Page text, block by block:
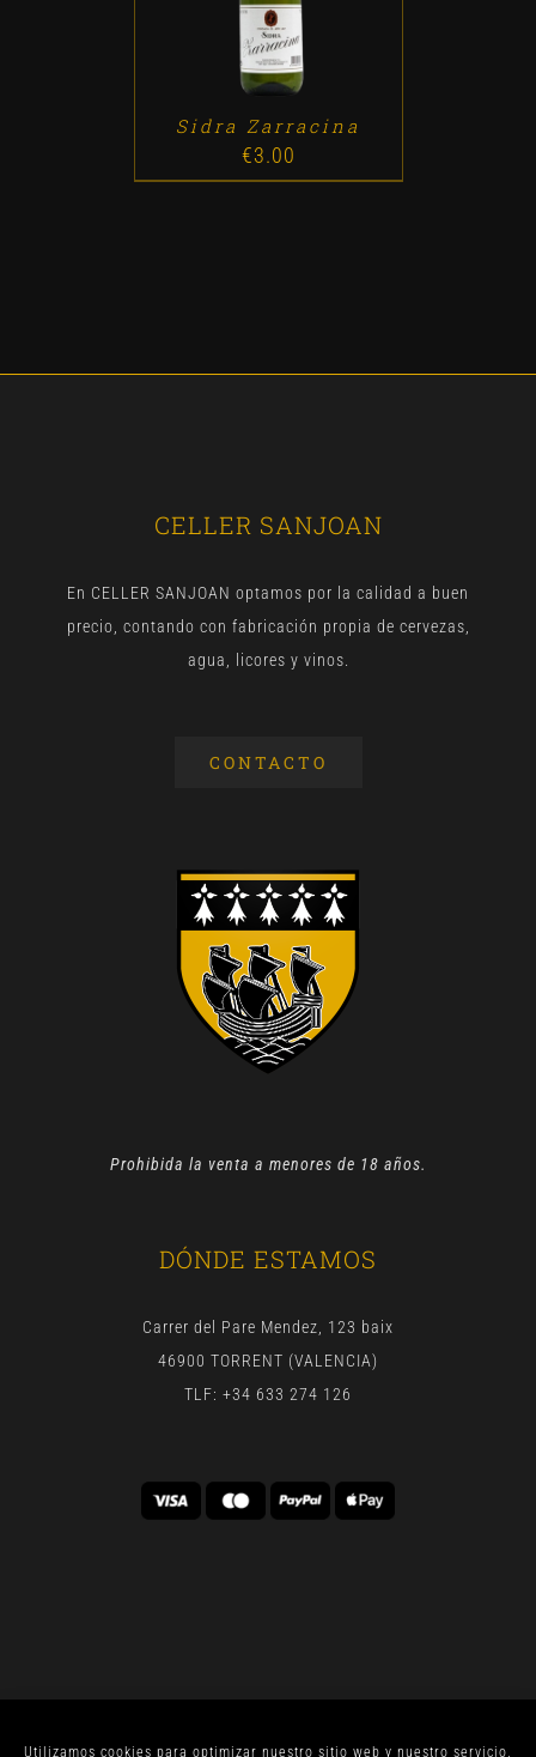
Utilizamos cookies para optimizar nuestro sitio web y nuestro servicio.
Sidra Zarracina
€3.00
CELLER SANJOAN
En CELLER SANJOAN optamos por la calidad a buen
precio, contando con fabricación propia de cervezas,
agua, licores y vinos.
CONTACTO
Prohibida la venta a menores de 18 años.
DÓNDE ESTAMOS
Carrer del Pare Mendez, 123 baix
46900 TORRENT (VALENCIA)
TLF: +34 633 274 126